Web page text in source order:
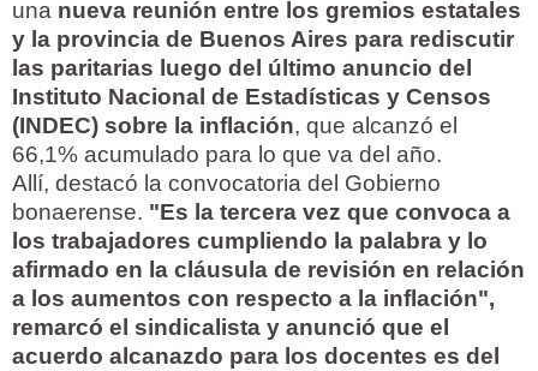
una nueva reunión entre los gremios estatales
y la provincia de Buenos Aires para rediscutir
las paritarias luego del último anuncio del
Instituto Nacional de Estadísticas y Censos
(INDEC) sobre la inflación, que alcanzó el
66,1% acumulado para lo que va del año.
Allí, destacó la convocatoria del Gobierno
bonaerense. "Es la tercera vez que convoca a
los trabajadores cumpliendo la palabra y lo
afirmado en la cláusula de revisión en relación
a los aumentos con respecto a la inflación",
remarcó el sindicalista y anunció que el
acuerdo alcanazdo para los docentes es del